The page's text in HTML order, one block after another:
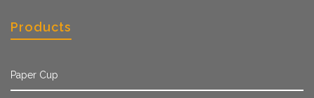
Products
Paper Cup